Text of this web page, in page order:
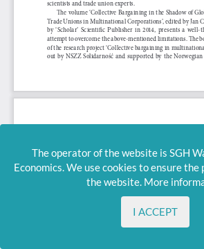
The operator of the website is SGH
Economics. We use cookies to ensure
the website. More
I ACCEPT